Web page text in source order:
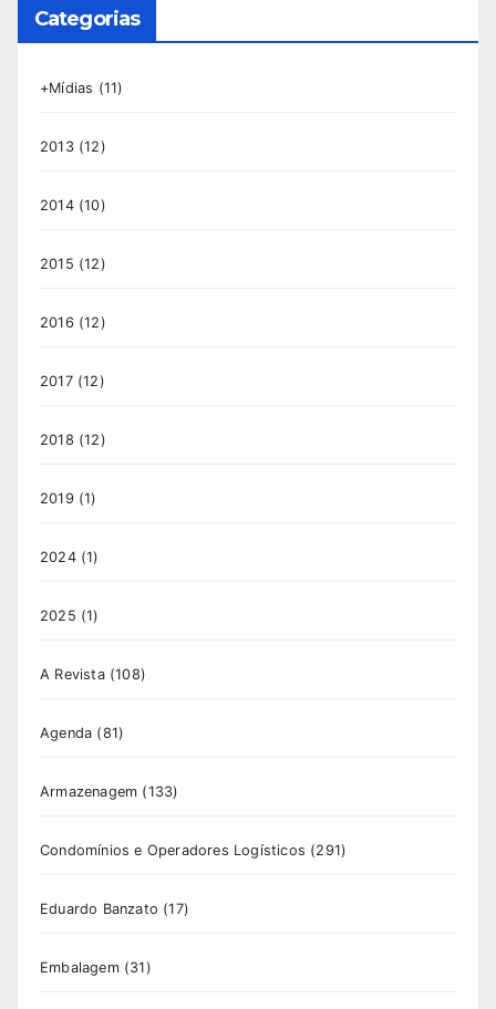
Categorias
+Mídias (11)
2013(12)
2014(10)
2015 (12)
2016 (12)
2017(12)
2018 (12)
2019 (1)
2024(1)
2025 (1)
A Revista(108)
Agenda (81)
Armazenagem (133)
Condomínios e Operadores Logísticos (291)
Eduardo Banzato (17)
Embalagem(31)